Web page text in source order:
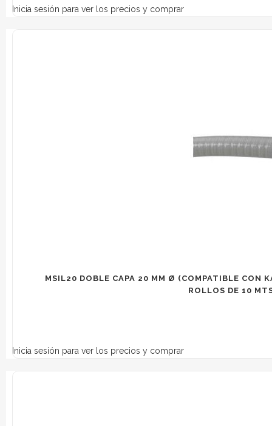
Inicia sesión para ver los precios y comprar
MSIL20 DOBLE CAPA 20 MM Ø (COMPATIBLE CON
ROLLOS DE 10
Inicia sesión para ver los precios y comprar